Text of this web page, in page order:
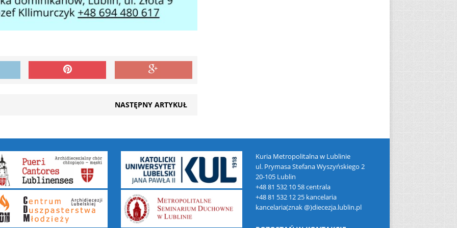
NASTĘPNY ARTYKUŁ
Kuria Metropolitalna w Lublinie
ul. Prymasa Stefana Wyszyńskiego 2
20-105 Lublin
+48 81 532 10 58 centrala
+48 81 532 12 25 kancelaria
kancelaria(znak @)diecezja.lublin.pl